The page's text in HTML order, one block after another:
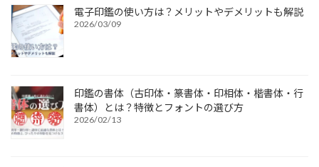
電子印鑑の使い方は？メリットやデメリットも解説
2026/03/09
印鑑の書体（古印体・篆書体・印相体・楷書体・行
書体）とは？特徴とフォントの選び方
2026/02/13